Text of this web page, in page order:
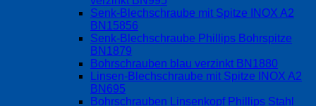
Senk-Blechschraube mit Spitze INOX A2
BN15856
Senk-Blechschraube Phillips Bohrspitze
BN1879
Bohrschrauben blau verzinkt BN1880
Linsen-Blechschraube mit Spitze INOX A2
BN695
Bohrschrauben Linsenkopf Phillips Stahl